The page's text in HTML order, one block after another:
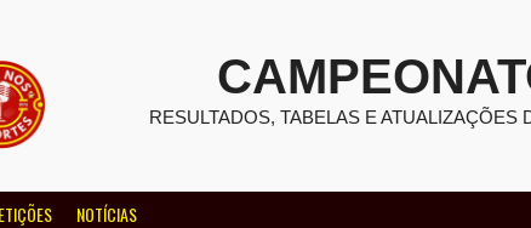
RESULTADOS, TABELAS E
NOTÍCIAS